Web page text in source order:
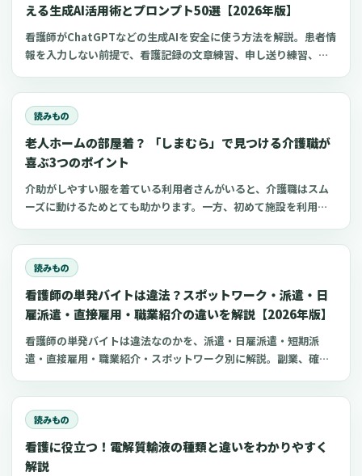
える生成AI活用術とプロンプト50選【2026年版】
看護師がChatGPTなどの生成AIを安全に使う方法を解説。患者情
報を入力しない前提で、看護記録の文章練習、申し送り練習、復
読みもの
老人ホームの部屋着？ 「しまむら」で見つける介護職が
喜ぶ3つのポイント
介助がしやすい服を着ている利用者さんがいると、介護職はスム
ーズに動けるためとても助かります。一方、初めて施設を利用す
道府県に約1,400店舗ある「しまむら」で手に入れられるアイテ
ムを中心に、老人ホームに入所した利用者さんと介護職にとって
快適な部屋着のポイントをご紹介します。
読みもの
看護師の単発バイトは違法？スポットワーク・派遣・日
雇派遣・直接雇用・職業紹介の違いを解説【2026年版】
看護師の単発バイトは違法なのかを、派遣・日雇派遣・短期派
遣・直接雇用・職業紹介・スポットワーク別に解説。副業、確定
点も整理します。
読みもの
看護に役立つ！電解質輸液の種類と違いをわかりやすく
解説